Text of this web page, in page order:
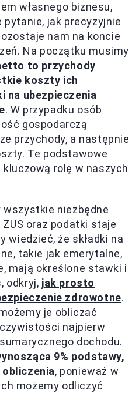
własnego biznesu,
jak precyzyjnie
nam na koncie
Na początku musimy
to przychody
koszty ich
na ubezpieczenia
. W przypadku osób
gospodarczą
przychody, a następnie
Te podstawowe
rolę w naszych
wszystkie niezbędne
ZUS oraz podatki staje
wiedzieć, że składki na
takie jak emerytalne,
mają określone stawki i
odkryj, jak prosto
zdrowotne.
je obliczać
najpierw
dochodu.
9% podstawy,
obliczenia, ponieważ w
możemy odliczyć